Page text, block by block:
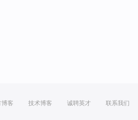
博客 技术博客 诚聘英才 联系我们